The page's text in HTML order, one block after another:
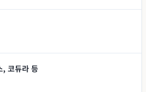
, 코듀라 등